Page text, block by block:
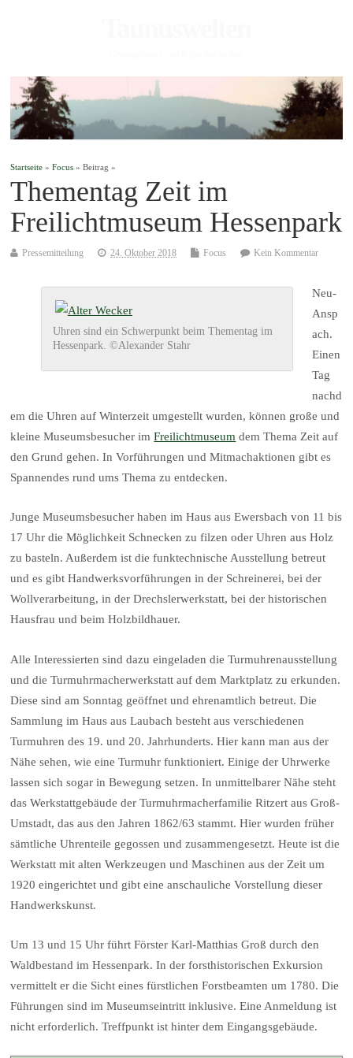
Startseite »Focus » Beitrag »
Thementag Zeit im
Freilichtmuseum Hessenpark
Pressemitteilung 24. Oktober 2018 Focus Kein Kommentar
Uhren sind ein Schwerpunkt beim Thementag im
Hessenpark. ©Alexander Stahr
Neu-
Ansp
ach.
Einen
Tag
nachd
em die Uhren auf Winterzeit umgestellt wurden, können große und
kleine Museumsbesucher imFreilichtmuseum dem Thema Zeit auf
den Grund gehen. In Vorführungen und Mitmachaktionen gibt es
Spannendes rund ums Thema zu entdecken.
Junge Museumsbesucher haben im Haus aus Ewersbach von 11 bis
17 Uhr die Möglichkeit Schnecken zu filzen oder Uhren aus Holz
zu basteln. Außerdem ist die funktechnische Ausstellung betreut
und es gibt Handwerksvorführungen in der Schreinerei, bei der
Wollverarbeitung, in der Drechslerwerkstatt, bei der historischen
Hausfrau und beim Holzbildhauer.
Alle Interessierten sind dazu eingeladen die Turmuhrenausstellung
und die Turmuhrmacherwerkstatt auf dem Marktplatz zu erkunden.
Diese sind am Sonntag geöffnet und ehrenamtlich betreut. Die
Sammlung im Haus aus Laubach besteht aus verschiedenen
Turmuhren des 19. und 20. Jahrhunderts. Hier kann man aus der
Nähe sehen, wie eine Turmuhr funktioniert. Einige der Uhrwerke
lassen sich sogar in Bewegung setzen. In unmittelbarer Nähe steht
das Werkstattgebäude der Turmuhrmacherfamilie Ritzert aus Groß-
Umstadt, das aus den Jahren 1862/63 stammt. Hier wurden früher
sämtliche Uhrenteile gegossen und zusammengesetzt. Heute ist die
Werkstatt mit alten Werkzeugen und Maschinen aus der Zeit um
1920 eingerichtet und gibt eine anschauliche Vorstellung dieser
Handwerkskunst.
Um 13 und 15 Uhr führt Förster Karl-Matthias Groß durch den
Waldbestand im Hessenpark. In der forsthistorischen Exkursion
vermittelt er die Sicht eines fürstlichen Forstbeamten um 1780. Die
Führungen sind im Museumseintritt inklusive. Eine Anmeldung ist
nicht erforderlich. Treffpunkt ist hinter dem Eingangsgebäude.